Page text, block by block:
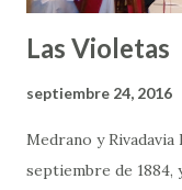
Las Violetas
septiembre 24, 2016
Medrano y Rivadavia
septiembre de 1884,